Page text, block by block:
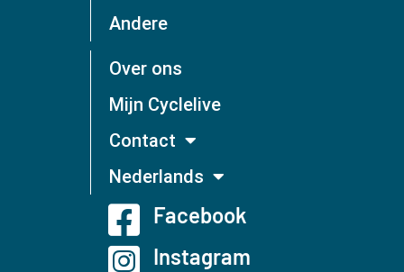
Andere
Over ons
Mijn Cyclelive
Contact
Nederlands
Facebook
Instagram